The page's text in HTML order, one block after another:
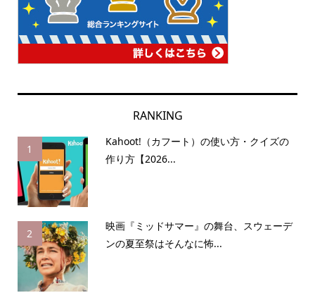
RANKING
1
Kahoot!（カフート）の使い方・クイズの
作り方【2026...
2
映画『ミッドサマー』の舞台、スウェーデ
ンの夏至祭はそんなに怖...